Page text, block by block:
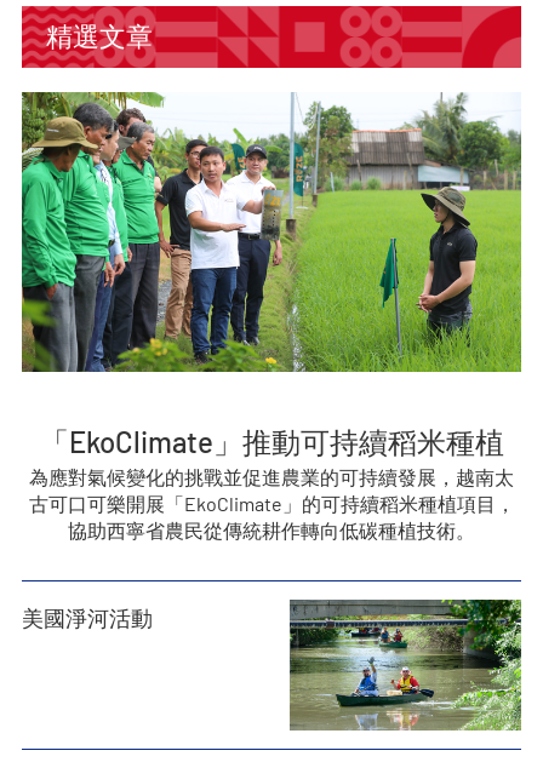
精選文章
「EkoClimate」推動可持續稻米種植
為應對氣候變化的挑戰並促進農業的可持續發展，越南太
古可口可樂開展「EkoClimate」的可持續稻米種植項目，
協助西寧省農民從傳統耕作轉向低碳種植技術。
美國淨河活動